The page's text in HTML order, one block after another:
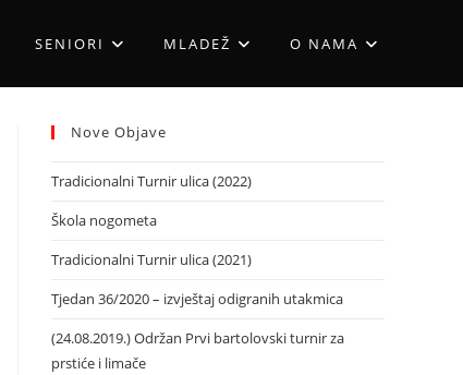
SENIORI MLADEŽ O NAMA
Nove Objave
Tradicionalni Turnir ulica (2022)
Škola nogometa
Tradicionalni Turnir ulica (2021)
Tjedan 36/2020 – izvještaj odigranih utakmica
(24.08.2019.) Održan Prvi bartolovski turnir za
prstiće i limače